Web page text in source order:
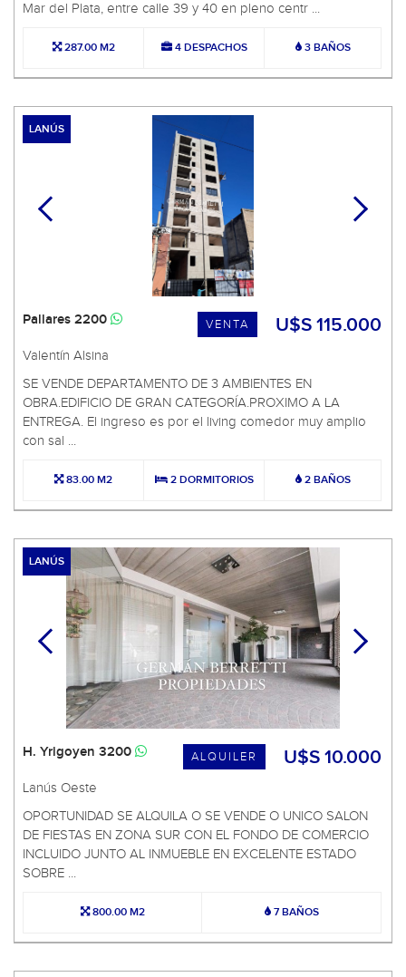
Mar del Plata, entre calle 39 y 40 en pleno centr ...
287.00 M2 4 DESPACHOS 3 BAÑOS
LANÚS
U$S 115.000
VENTA
Pallares 2200
Valentín Alsina
SE VENDE DEPARTAMENTO DE 3 AMBIENTES EN
OBRA.EDIFICIO DE GRAN CATEGORÍA.PROXIMO A LA
ENTREGA. El ingreso es por el living comedor muy amplio
con sal ...
83.00 M2 2 DORMITORIOS 2 BAÑOS
LANÚS
U$S 10.000
ALQUILER
H. Yrigoyen 3200
Lanús Oeste
OPORTUNIDAD SE ALQUILA O SE VENDE O UNICO SALON
DE FIESTAS EN ZONA SUR CON EL FONDO DE COMERCIO
INCLUIDO JUNTO AL INMUEBLE EN EXCELENTE ESTADO
SOBRE ...
800.00 M2 7 BAÑOS